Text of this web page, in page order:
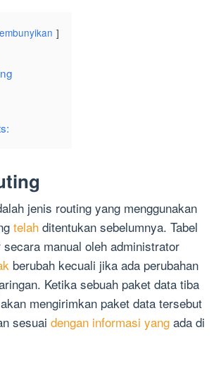
jenis routing yang menggunakan
telah ditentukan sebelumnya. Tabel
manual oleh administrator
berubah kecuali jika ada perubahan
Ketika sebuah paket data tiba
mengirimkan paket data tersebut
sesuai dengan informasi yang ada di